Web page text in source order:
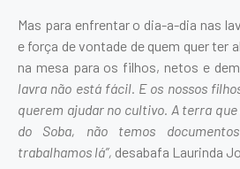
Mas para enfrentar o dia-a-dia nas
e força de vontade de quem quer ter
na mesa para os filhos, netos e
lavra não está fácil. E os nossos
querem ajudar no cultivo. A terra
do Soba, não temos
trabalhamos lá”, desabafa Laurinda